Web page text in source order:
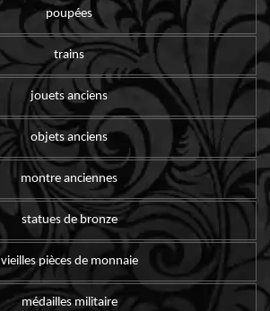
poupées
trains
jouets anciens
objets anciens
montre anciennes
statues de bronze
vieilles pièces de monnaie
médailles militaire